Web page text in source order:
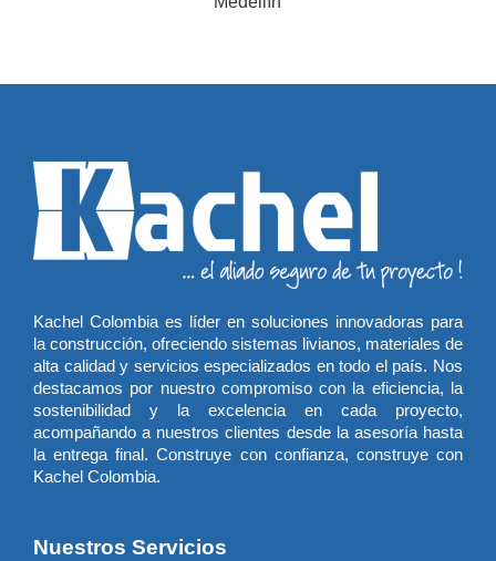
Kachel Colombia es líder en soluciones innovadoras para
la construcción, ofreciendo sistemas livianos, materiales de
alta calidad y servicios especializados en todo el país. Nos
destacamos por nuestro compromiso con la eficiencia, la
sostenibilidad y la excelencia en cada proyecto,
acompañando a nuestros clientes desde la asesoría hasta
la entrega final. Construye con confianza, construye con
Kachel Colombia.
Nuestros Servicios